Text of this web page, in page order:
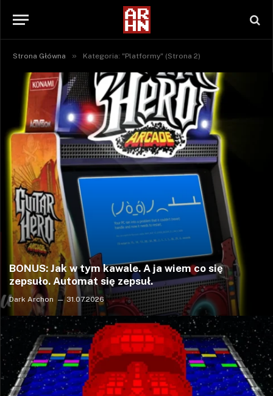
Strona Główna » Kategoria: "Platformy" (Strona 2)
BONUS: Jak w tym kawale. A ja wiem co się
zepsuło. Automat się zepsuł.
Dark Archon 31.07.2026